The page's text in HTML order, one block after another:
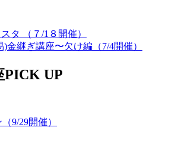
タ （７/1８開催）
金継ぎ講座〜欠け編（7/4開催）
PICK UP
9/29開催）